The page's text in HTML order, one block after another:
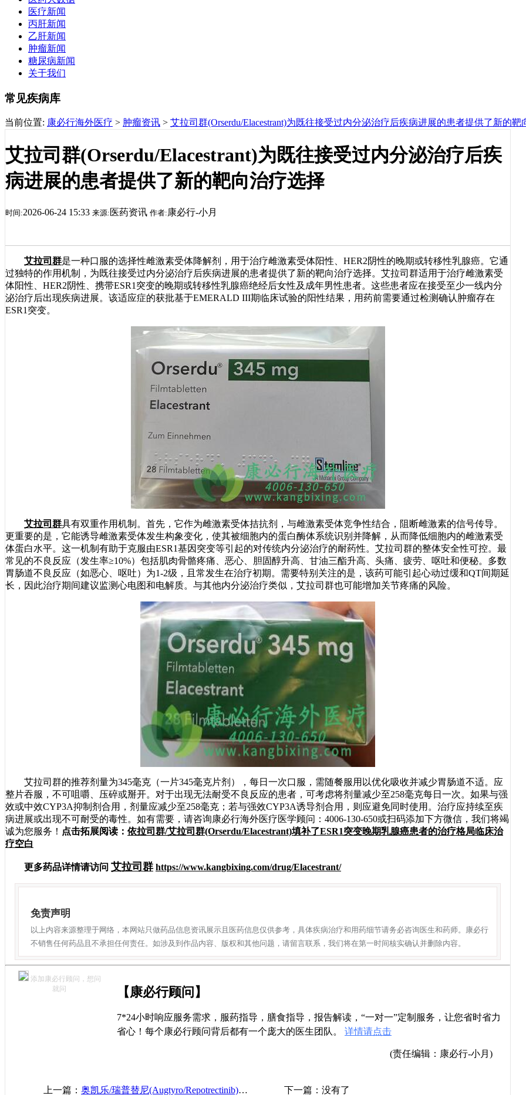
医疗新闻
丙肝新闻
乙肝新闻
肿瘤新闻
糖尿病新闻
关于我们
常见疾病库
当前位置: 康必行海外医疗 > 肿瘤资讯 > 艾拉司群(Orserdu/Elacestrant)为既往接受过内分泌治疗后疾病进展的患者提供了新的靶
艾拉司群(Orserdu/Elacestrant)为既往接受过内分泌治疗后疾
病进展的患者提供了新的靶向治疗选择
时间:2026-06-24 15:33 来源: 医药资讯 作者: 康必行-小月
艾拉司群是一种口服的选择性雌激素受体降解剂，用于治疗雌激素受体阳性、HER2阴性的晚期或转移性乳腺癌。它通
过独特的作用机制，为既往接受过内分泌治疗后疾病进展的患者提供了新的靶向治疗选择。艾拉司群适用于治疗雌激素受
体阳性、HER2阴性、携带ESR1突变的晚期或转移性乳腺癌绝经后女性及成年男性患者。这些患者应在接受至少一线内分
泌治疗后出现疾病进展。该适应症的获批基于EMERALD III期临床试验的阳性结果，用药前需要通过检测确认肿瘤存在
ESR1突变。
艾拉司群具有双重作用机制。首先，它作为雌激素受体拮抗剂，与雌激素受体竞争性结合，阻断雌激素的信号传导。
更重要的是，它能诱导雌激素受体发生构象变化，使其被细胞内的蛋白酶体系统识别并降解，从而降低细胞内的雌激素受
体蛋白水平。这一机制有助于克服由ESR1基因突变等引起的对传统内分泌治疗的耐药性。艾拉司群的整体安全性可控。最
常见的不良反应（发生率≥10%）包括肌肉骨骼疼痛、恶心、胆固醇升高、甘油三酯升高、头痛、疲劳、呕吐和便秘。多数
胃肠道不良反应（如恶心、呕吐）为1-2级，且常发生在治疗初期。需要特别关注的是，该药可能引起心动过缓和QT间期延
长，因此治疗期间建议监测心电图和电解质。与其他内分泌治疗类似，艾拉司群也可能增加关节疼痛的风险。
艾拉司群的推荐剂量为345毫克（一片345毫克片剂），每日一次口服，需随餐服用以优化吸收并减少胃肠道不适。应
整片吞服，不可咀嚼、压碎或掰开。对于出现无法耐受不良反应的患者，可考虑将剂量减少至258毫克每日一次。如果与强
效或中效CYP3A抑制剂合用，剂量应减少至258毫克；若与强效CYP3A诱导剂合用，则应避免同时使用。治疗应持续至疾
病进展或出现不可耐受的毒性。如有需要，请咨询康必行海外医疗医学顾问：4006-130-650或扫码添加下方微信，我们将竭
诚为您服务！ 点击拓展阅读： 依拉司群/艾拉司群(Orserdu/Elacestrant)填补了ESR1突变晚期乳腺癌患者的治疗格局临床治
疗空白
更多药品详情请访问 艾拉司群 https://www.kangbixing.com/drug/Elacestrant/
免责声明
以上内容来源整理于网络，本网站只做药品信息资讯展示且医药信息仅供参考，具体疾病治疗和用药细节请务必咨询医生和药师。康必行
不销售任何药品且不承担任何责任。如涉及到作品内容、版权和其他问题，请留言联系，我们将在第一时间核实确认并删除内容。
添加康必行顾问，想问
就问
【康必行顾问】
7*24小时响应服务需求，服药指导，膳食指导，报告解读，“一对一”定制服务，让您省时省力
省心！每个康必行顾问背后都有一个庞大的医生团队。 详情请点击
(责任编辑：康必行-小月)
上一篇： 奥凯乐/瑞普替尼(Augtyro/Repotrectinib)在NTRK融合阳性实体瘤患者中具有显著且持久的有效性 下一篇：没有了